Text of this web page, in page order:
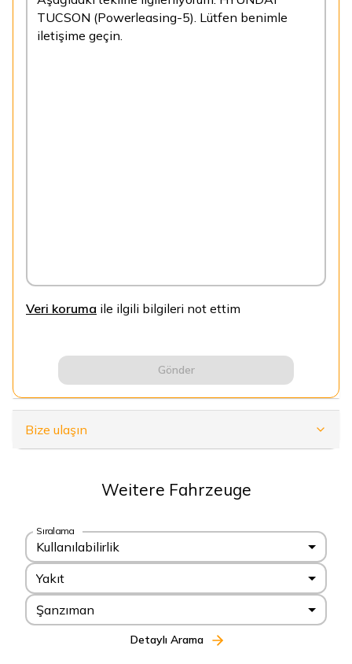
Veri koruma ile ilgili bilgileri not ettim
Gönder
Bize ulaşın
Weitere Fahrzeuge
Sıralama
Kullanılabilirlik
Yakıt
Şanzıman
Detaylı Arama